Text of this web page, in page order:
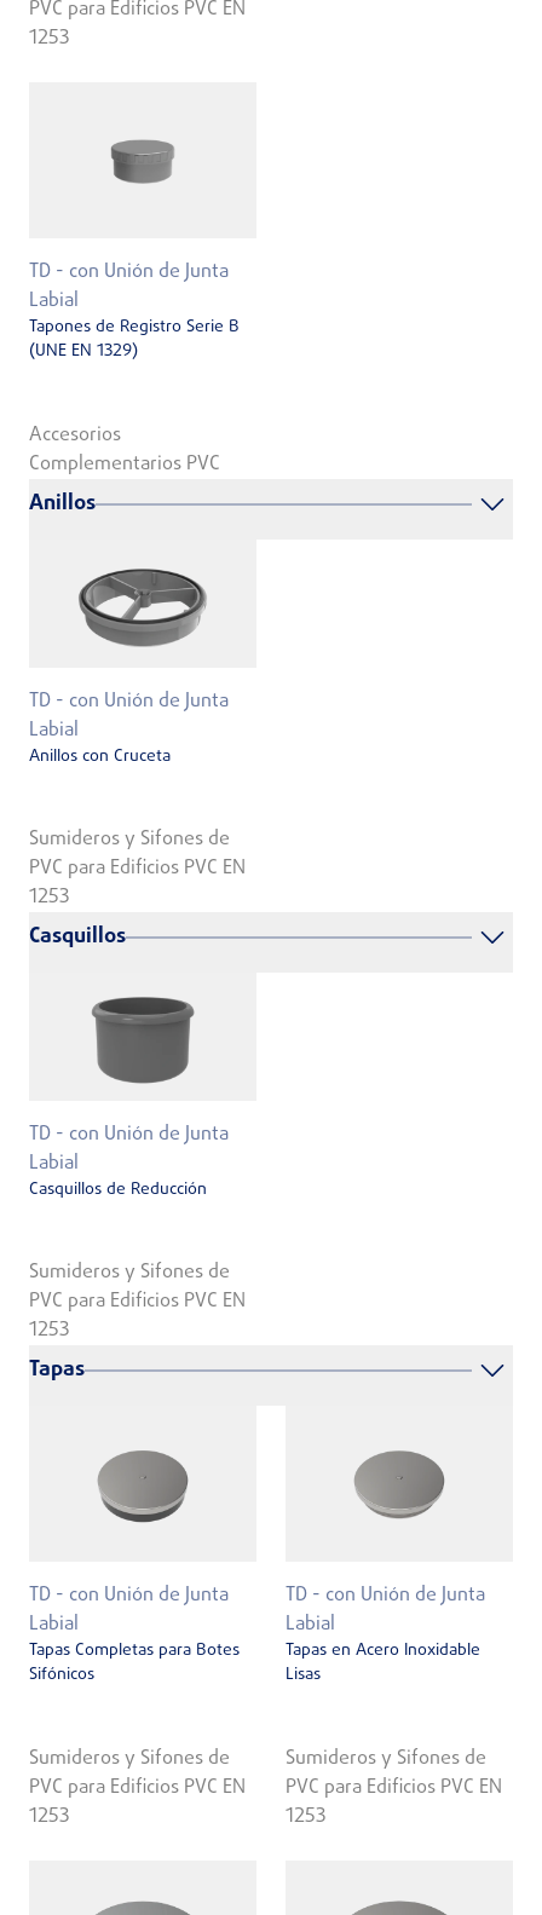
PVC para Edificios PVC EN
1253
TD - con Unión de Junta
Labial
Tapones de Registro Serie B
(UNE EN 1329)
Accesorios
Complementarios PVC
Anillos
TD - con Unión de Junta
Labial
Anillos con Cruceta
Sumideros y Sifones de
PVC para Edificios PVC EN
1253
Casquillos
TD - con Unión de Junta
Labial
Casquillos de Reducción
Sumideros y Sifones de
PVC para Edificios PVC EN
1253
Tapas
TD - con Unión de Junta
Labial
Tapas Completas para Botes
Sifónicos
Sumideros y Sifones de
PVC para Edificios PVC EN
1253
TD - con Unión de Junta
Labial
Tapas en Acero Inoxidable
Lisas
Sumideros y Sifones de
PVC para Edificios PVC EN
1253